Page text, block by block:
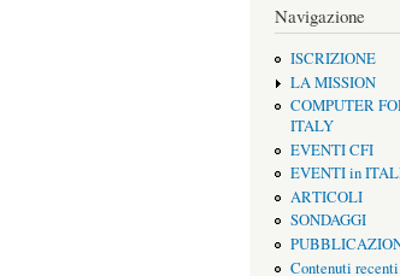
Navigazione
ISCRIZIONE
LA MISSION
COMPUTER
ITALY
EVENTI CFI
EVENTI in
ARTICOLI
SONDAGGI
Contenuti recenti